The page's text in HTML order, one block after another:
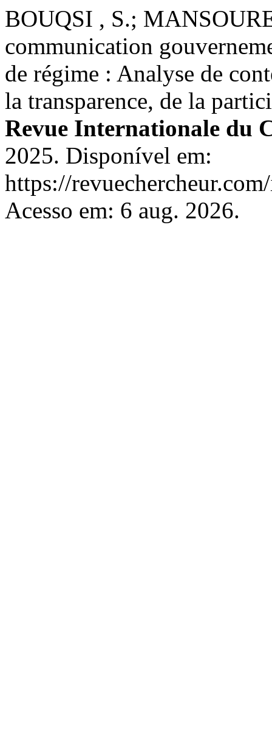
BOUQSI , S.;
communication
de régime : Analyse de
la transparence, de la
Revue Internationale du
2025. Disponível em:
https://
Acesso em: 6 aug. 2026.